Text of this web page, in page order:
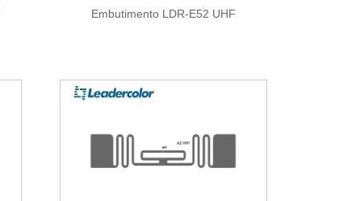
Embutimento LDR-E52 UHF